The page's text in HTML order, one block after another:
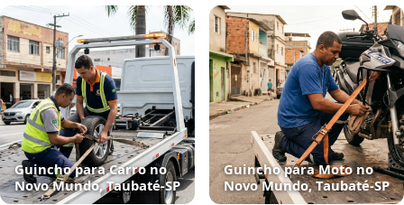
Guincho para Carro no
Novo Mundo, Taubaté‑SP
Guincho para Moto no
Novo Mundo, Taubaté‑SP